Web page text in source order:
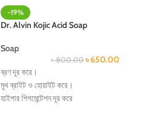
-19%
Dr. Alvin Kojic Acid Soap
Soap
৳800.00 ৳650.00
ব্রণ দূর করে।
মুখ ব্রাইট ও হোয়াইট করে।
হাইপার পিগমেন্টেশন দূর করে